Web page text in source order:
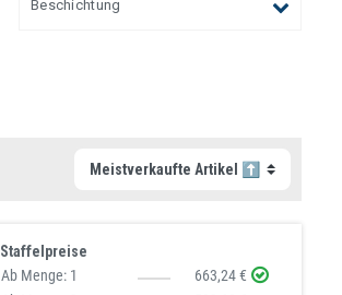
Beschichtung
Staffelpreise
Ab Menge: 1
663,24 €